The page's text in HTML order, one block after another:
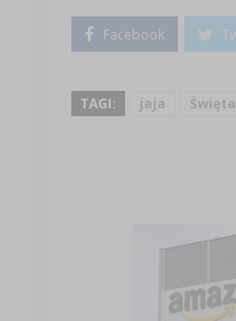
TAGI: jaja Święta